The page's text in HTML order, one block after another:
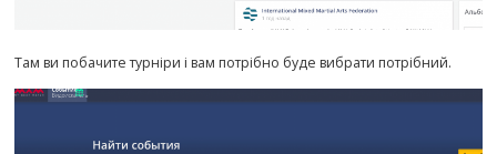
Там ви побачите турніри і вам потрібно буде вибрати потрібний.